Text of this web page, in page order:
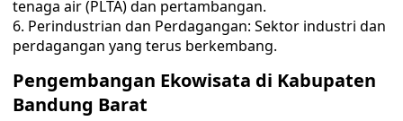
tenaga air (PLTA) dan pertambangan.
Perindustrian dan Perdagangan: Sektor industri dan
perdagangan yang terus berkembang.
Pengembangan Ekowisata di Kabupaten
Bandung Barat